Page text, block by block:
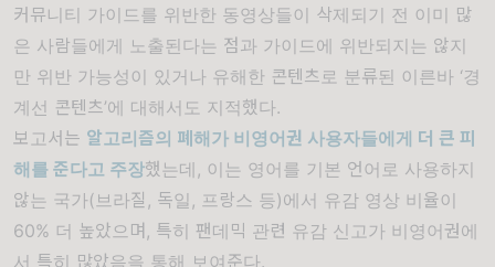
커뮤니티 가이드를 위반한 동영상들이 삭제되기 전 이미 많
은 사람들에게 노출된다는 점과 가이드에 위반되지는 않지
만 위반 가능성이 있거나 유해한 콘텐츠로 분류된 이른바 ‘경
계선 콘텐츠’에 대해서도 지적했다.
보고서는 알고리즘의 폐해가 비영어권 사용자들에게 더 큰 피
해를 준다고 주장했는데 , 이는 영어를 기본 언어로 사용하지
않는 국가( 브라질 , 독일 , 프랑스 등)에서 유감 영상 비율이
60% 더 높았으며 , 특히 팬데믹 관련 유감 신고가 비영어권에
서 특히 많았음을 통해 보여준다.